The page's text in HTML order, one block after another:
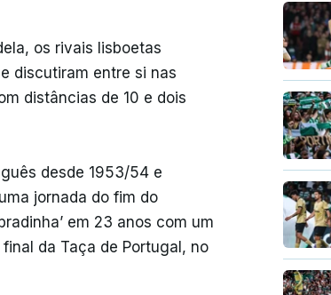
os rivais lisboetas
discutiram entre si nas
distâncias de 10 e dois
desde 1953/54 e
jornada do fim do
em 23 anos com um
da Taça de Portugal, no